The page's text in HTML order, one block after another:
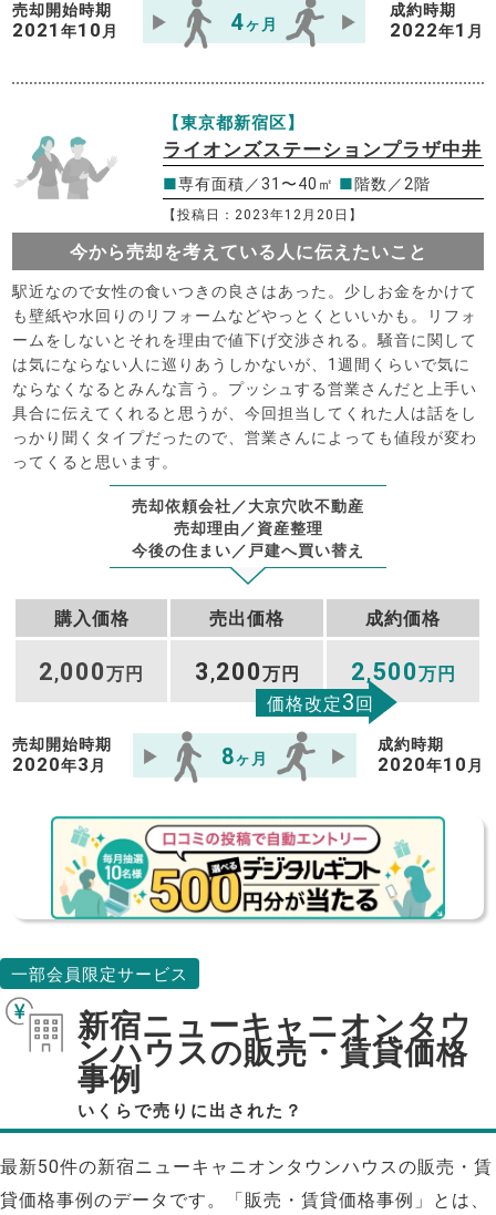
売却開始時期
2021年10 月 4ヶ月
成約時期
2022年1 月
【東京都新宿区】
ライオンズステーションプラザ中井
■専有面積／31〜40㎡ ■階数／2階
【投稿日：2023年12月20日】
今から売却を考えている人に伝えたいこと
駅近なので女性の食いつきの良さはあった。少しお金をかけて
も壁紙や水回りのリフォームなどやっとくといいかも。リフォ
ームをしないとそれを理由で値下げ交渉される。騒音に関して
は気にならない人に巡りあうしかないが、1週間くらいで気に
ならなくなるとみんな言う。プッシュする営業さんだと上手い
具合に伝えてくれると思うが、今回担当してくれた人は話をし
っかり聞くタイプだったので、営業さんによっても値段が変わ
ってくると思います。
売却依頼会社／大京穴吹不動産
売却理由／資産整理
今後の住まい／戸建へ買い替え
購入価格 売出価格 成約価格
2,000万円 3 ,200万円 2,500万円
価格改定3回
売却開始時期
2020年3 月 8ヶ月
成約時期
2020年10 月
一部会員限定サービス
新宿ニューキャニオンタウ
ンハウスの販売・賃貸価格
事例
いくらで売りに出された？
最新50件の新宿ニューキャニオンタウンハウスの販売・賃
貸価格事例のデータです。「販売・賃貸価格事例」とは、